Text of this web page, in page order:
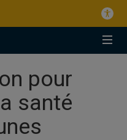
pour
santé